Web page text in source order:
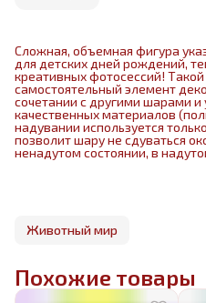
Сложная, объемная фигура
для детских дней рождений,
креативных фотосессий!
самостоятельный элемент
сочетании с другими шарами
качественных материалов
надувании используется
позволит шару не сдуваться
ненадутом состоянии, в
Животный мир
Похожие товары